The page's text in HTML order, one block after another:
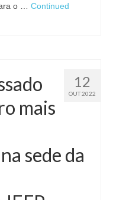
o … Continued
12
OUT 2022
mais
sede da